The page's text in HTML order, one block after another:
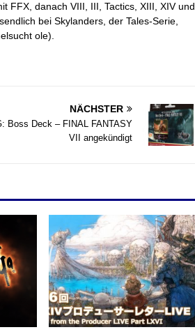
FFX, danach VIII, III, Tactics, XIII, XIV und
bei Skylanders, der Tales-Serie,
ole).
NÄCHSTER
Boss Deck – FINAL FANTASY
VII angekündigt